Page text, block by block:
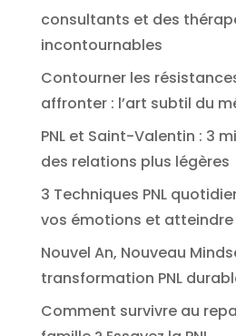
consultants et des
incontournables
Contourner les
affronter : l’art subtil du
PNL et Saint-Valentin : 3
des relations plus légères
3 Techniques PNL
vos émotions et
Nouvel An, Nouveau
transformation PNL
Comment survivre au